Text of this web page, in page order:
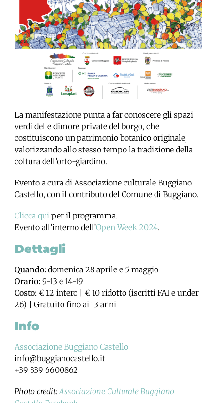
La manifestazione punta a far conoscere gli spazi
verdi delle dimore private del borgo, che
costituiscono un patrimonio botanico originale,
valorizzando allo stesso tempo la tradizione della
coltura dell’orto-giardino.
Evento a cura di Associazione culturale Buggiano
Castello, con il contributo del Comune di Buggiano.
Clicca qui per il programma.
Evento all’interno dell’Open Week 2024.
Dettagli
Quando: domenica 28 aprile e 5 maggio
Orario: 9-13 e 14-19
Costo: € 12 intero | € 10 ridotto (iscritti FAI e under
26) | Gratuito fino ai 13 anni
Info
Associazione Buggiano Castello
info@buggianocastello.it
+39 339 6600862
Photo credit: Associazione Culturale Buggiano